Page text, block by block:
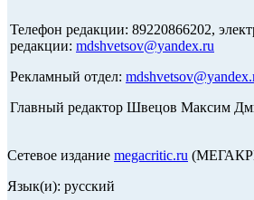
Телефон редакции: 89220866202,
редакции: mdshvetsov@yandex.ru
Рекламный отдел:
Главный редактор Швецов Максим
Сетевое издание megacritic.ru
Язык(и): русский